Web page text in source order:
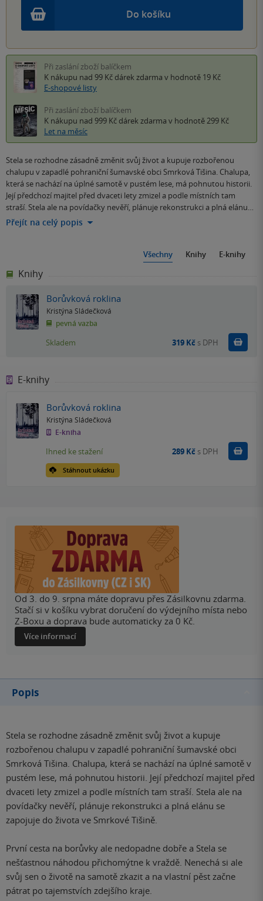
Do košíku
Při zaslání zboží balíčkem
K nákupu nad 99 Kč dárek zdarma v hodnotě 19 Kč
E-shopové listy
Při zaslání zboží balíčkem
K nákupu nad 999 Kč dárek zdarma v hodnotě 299 Kč
Let na měsíc
Stela se rozhodne zásadně změnit svůj život a kupuje rozbořenou
chalupu v zapadlé pohraniční šumavské obci Smrková Tišina. Chalupa,
která se nachází na úplné samotě v pustém lese, má pohnutou historii.
Její předchozí majitel před dvaceti lety zmizel a podle místních tam
straší. Stela ale na povídačky nevěří, plánuje rekonstrukci a plná elánu…
Přejít na celý popis
Všechny Knihy E-knihy
Knihy
Borůvková roklina
Kristýna Sládečková
pevná vazba
Skladem 319 Kč s DPH
E-knihy
Borůvková roklina
Kristýna Sládečková
E-kniha
Stáhnout ukázku
Ihned ke stažení 289 Kč s DPH Koupit
Od 3. do 9. srpna máte dopravu přes Zásilkovnu zdarma.
Stačí si v košíku vybrat doručení do výdejního místa nebo
Z-Boxu a doprava bude automaticky za 0 Kč.
Více informací
Popis
Stela se rozhodne zásadně změnit svůj život a kupuje
rozbořenou chalupu v zapadlé pohraniční šumavské obci
Smrková Tišina. Chalupa, která se nachází na úplné samotě v
pustém lese, má pohnutou historii. Její předchozí majitel před
dvaceti lety zmizel a podle místních tam straší. Stela ale na
povídačky nevěří, plánuje rekonstrukci a plná elánu se
zapojuje do života ve Smrkové Tišině.
První cesta na borůvky ale nedopadne dobře a Stela se
nešťastnou náhodou přichomýtne k vraždě. Nenechá si ale
svůj sen o životě na samotě zkazit a na vlastní pěst začne
pátrat po tajemstvích zdejšího kraje.